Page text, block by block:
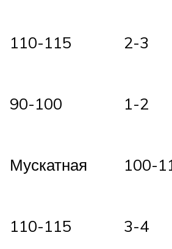
110-115 2-3
90-100 1-2
Мускатная 100-
110-115 3-4